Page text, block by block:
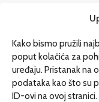
Kako bismo pružili
poput kolačića za
uređaju. Pristanak na
podataka kao što su
ID-ovi na ovoj
redakcija@etrafika.net
Dosije
Drugi pišu